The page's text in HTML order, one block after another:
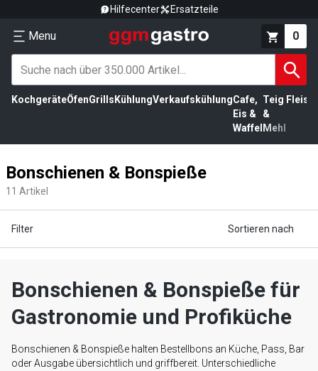
Hilfecenter Ersatzteile
Menu 0
KochgeräteÖfenGrills KühlungVerkaufskühlungCafe,
Eis &
Waffel
Teig
&
Mehl
Bonschienen & Bonspieße
11 Artikel
Filter Sortieren nach
Bonschienen & Bonspieße für
Gastronomie und Profiküche
Bonschienen & Bonspieße halten Bestellbons an Küche, Pass, Bar
oder Ausgabe übersichtlich und griffbereit. Unterschiedliche